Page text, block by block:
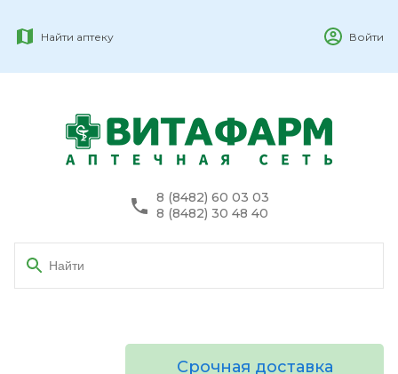
Найти аптеку Войти
8 (8482) 60 03 03
8 (8482) 30 48 40
Срочная доставка